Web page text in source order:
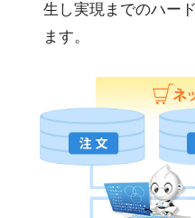
生し実現までのハー
ます。